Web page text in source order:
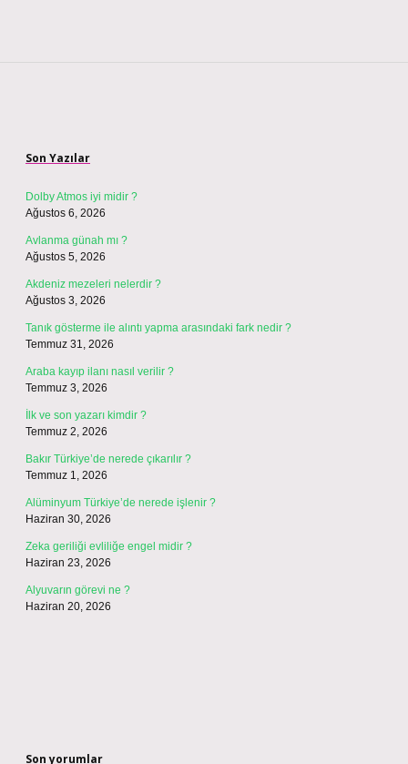
Son Yazılar
Dolby Atmos iyi midir ?
Ağustos 6, 2026
Avlanma günah mı ?
Ağustos 5, 2026
Akdeniz mezeleri nelerdir ?
Ağustos 3, 2026
Tanık gösterme ile alıntı yapma arasındaki fark nedir ?
Temmuz 31, 2026
Araba kayıp ilanı nasıl verilir ?
Temmuz 3, 2026
İlk ve son yazarı kimdir ?
Temmuz 2, 2026
Bakır Türkiye’de nerede çıkarılır ?
Temmuz 1, 2026
Alüminyum Türkiye’de nerede işlenir ?
Haziran 30, 2026
Zeka geriliği evliliğe engel midir ?
Haziran 23, 2026
Alyuvarın görevi ne ?
Haziran 20, 2026
Son yorumlar